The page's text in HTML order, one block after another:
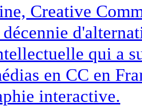
Creative
qui a
en CC en
interactive.